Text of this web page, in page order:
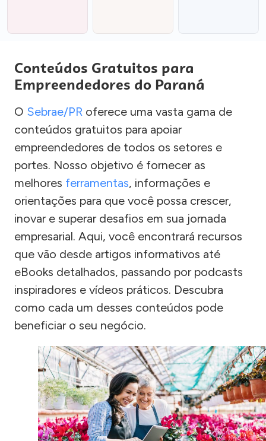
Conteúdos Gratuitos para
Empreendedores do Paraná
O Sebrae/PR oferece uma vasta gama de
conteúdos gratuitos para apoiar
empreendedores de todos os setores e
portes. Nosso objetivo é fornecer as
melhores ferramentas, informações e
orientações para que você possa crescer,
inovar e superar desafios em sua jornada
empresarial. Aqui, você encontrará recursos
que vão desde artigos informativos até
eBooks detalhados, passando por podcasts
inspiradores e vídeos práticos. Descubra
como cada um desses conteúdos pode
beneficiar o seu negócio.